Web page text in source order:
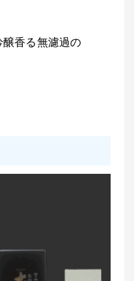
醸香る無濾過の